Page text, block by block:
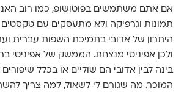
אם אתם משתמשים בפוטושופ, כמו רוב
תמונות וגרפיקה ולא מתעסקים עם טקסטים
היתרון של אדובי בתמיכת השפות עברית
ולכן אפיניטי מנצחת. הממשק של אפיניטי
בינה לבין אדובי הם שוליים או בכלל
המוכר. מה שגורם לי לשאול, למה צריך